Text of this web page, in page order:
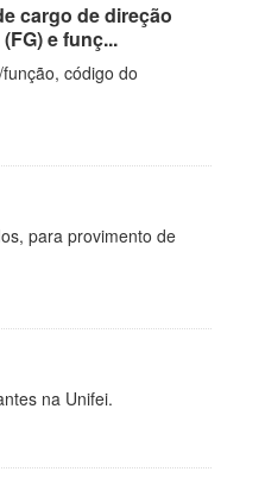
cargo de direção
e funç...
código do
para provimento de
na Unifei.